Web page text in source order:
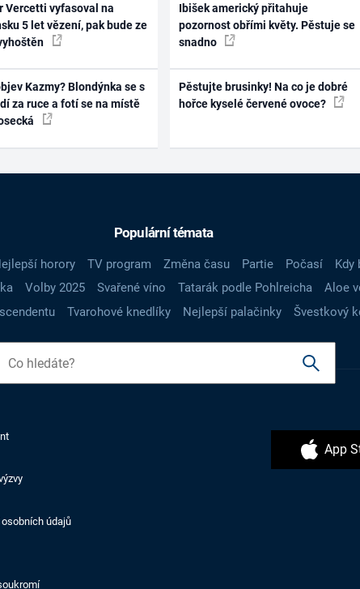
Vercetti vyfasoval na
5 let vězení, pak bude ze
Kazmy? Blondýnka se s
za ruce a fotí se na místě
Ibišek americký přitahuje
pozornost obřími květy. Pěstuje se
snadno
Pěstujte brusinky! Na co je dobré
hořce kyselé červené ovoce?
Populární témata
horory TV program Změna času Partie Počasí Kdy
Volby 2025 Svařené víno Tatarák podle Pohlreicha Aloe
Tvarohové knedlíky Nejlepší palačinky Švestkový
údajů
App